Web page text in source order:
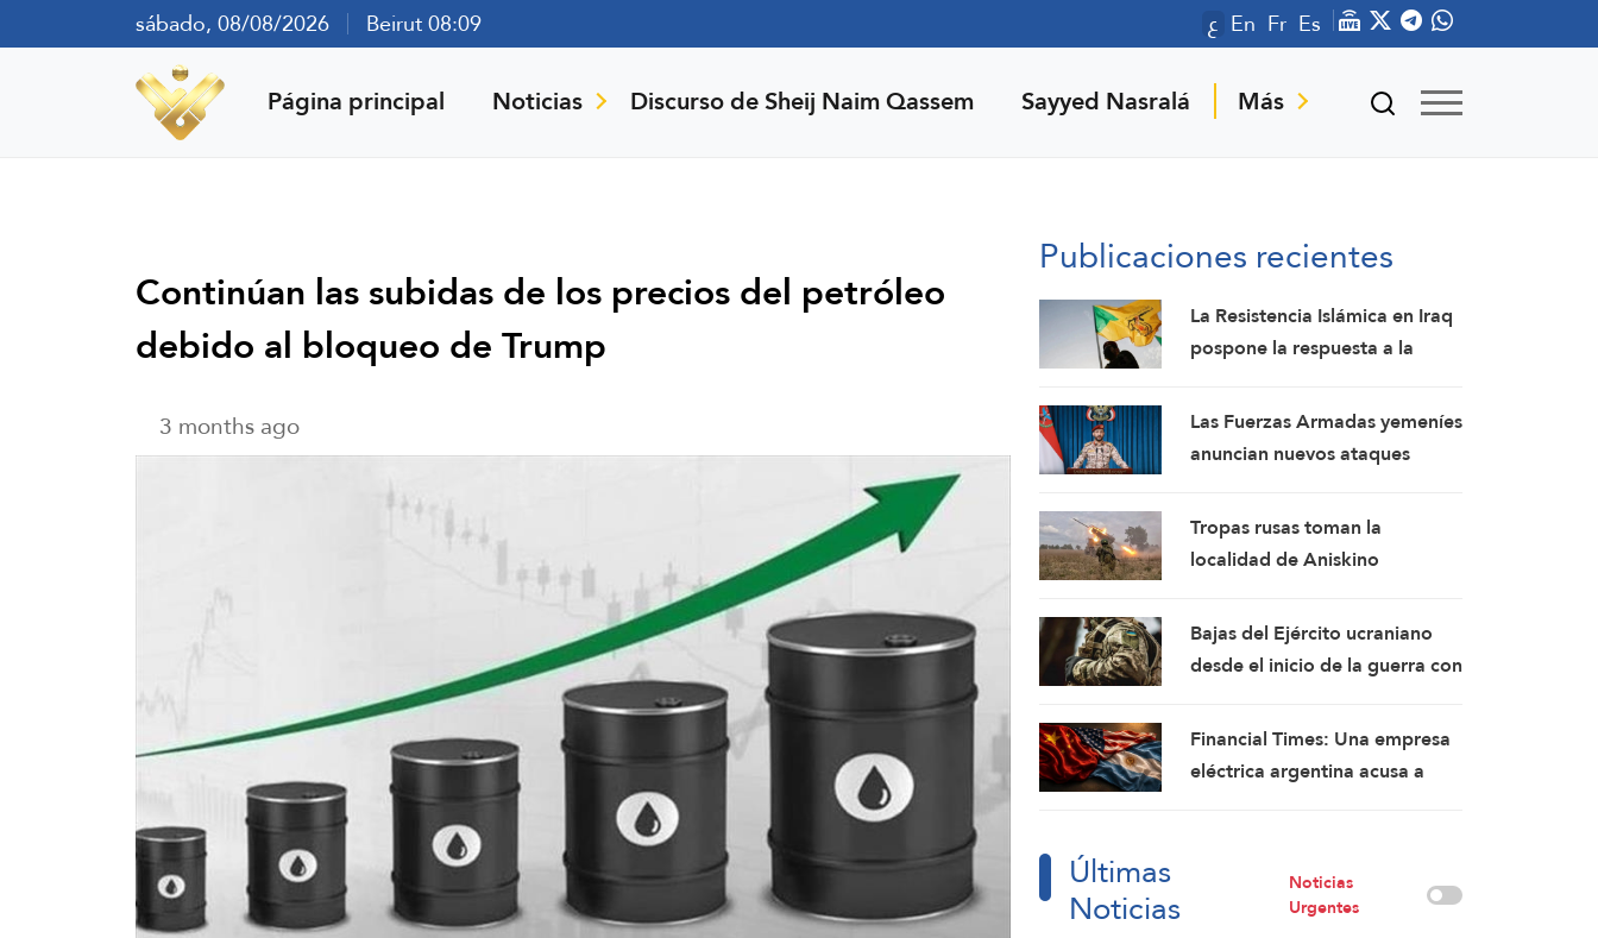
sábado, 08/08/2026 Beirut 08:09 ع En Fr Es
Página principal Noticias Discurso de Sheij Naim Qassem Sayyed Nasralá Más
Continúan las subidas de los precios del petróleo
debido al bloqueo de Trump
3 months ago
Publicaciones recientes
La Resistencia Islámica en Iraq
pospone la respuesta a la
mártires fortalecen nuestra
firmeza
Las Fuerzas Armadas yemeníes
anuncian nuevos ataques
pro-saudí y reafirman sus
fórmulas de asedio por asedio
Tropas rusas toman la
localidad de Aniskino
Bajas del Ejército ucraniano
desde el inicio de la guerra con
Rusia
Financial Times: Una empresa
eléctrica argentina acusa a
Últimas
Noticias
Noticias
Urgentes